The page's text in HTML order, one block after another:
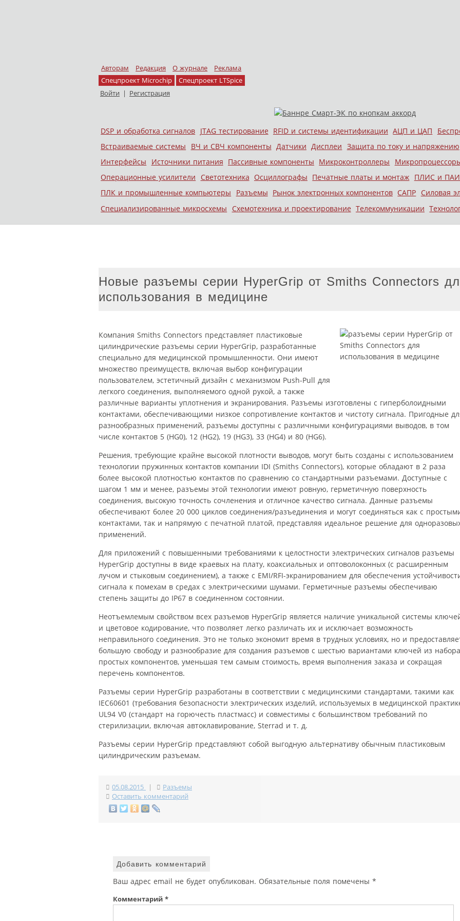
Авторам Редакция О журнале
Реклама
Спецпроект Microchip
Спецпроект LTSpice
Войти | Регистрация
Меню
Skip to content
DSP и обработка сигналов JTAG тестирование RFID и системы идентификации АЦП и ЦАП
Встраиваемые системы
ВЧ и СВЧ компоненты Датчики Дисплеи Защита по току и напряжению
Интерфейсы
Источники питания Пассивные компоненты Микроконтроллеры
Операционные усилители
Светотехника Осциллографы Печатные платы и монтаж ПЛИС и
ПЛК и промышленные компьютеры
Разъемы Рынок электронных компонентов САПР Силовая
Специализированные микросхемы
Схемотехника и проектирование Телекоммуникации
Новые разъемы серии HyperGrip от Smiths Connectors
использования в медицине
Компания Smiths Connectors представляет пластиковые
цилиндрические разъемы серии HyperGrip, разработанные
специально для медицинской промышленности. Они имеют
множество преимуществ, включая выбор конфигурации
пользователем, эстетичный дизайн с механизмом Push-Pull для
легкого соединения, выполняемого одной рукой, а также
различные варианты уплотнения и экранирования. Разъемы изготовлены с гиперболоидными
контактами, обеспечивающими низкое сопротивление контактов и чистоту сигнала. Пригодные
разнообразных применений, разъемы доступны с различными конфигурациями выводов, в том
числе контактов 5 (HG0), 12 (HG2), 19 (HG3), 33 (HG4) и 80 (HG6).
Решения, требующие крайне высокой плотности выводов, могут быть созданы с использованием
технологии пружинных контактов компании IDI (Smiths Connectors), которые обладают в 2 раза
более высокой плотностью контактов по сравнению со стандартными разъемами. Доступные с
шагом 1 мм и менее, разъемы этой технологии имеют ровную, герметичную поверхность
соединения, высокую точность сочленения и отличное качество сигнала. Данные разъемы
обеспечивают более 20 000 циклов соединения/разъединения и могут соединяться как с
контактами, так и напрямую с печатной платой, представляя идеальное решение для
применений.
Для приложений с повышенными требованиями к целостности электрических сигналов разъемы
HyperGrip доступны в виде краевых на плату, коаксиальных и оптоволоконных (с расширенным
лучом и стыковым соединением), а также с EMI/RFI-экранированием для обеспечения
сигнала к помехам в средах с электрическими шумами. Герметичные разъемы обеспечиваю
степень защиты до IP67 в соединенном состоянии.
Неотъемлемым свойством всех разъемов HyperGrip является наличие уникальной системы
и цветовое кодирование, что позволяет легко различать их и исключает возможность
неправильного соединения. Это не только экономит время в трудных условиях, но и
большую свободу и разнообразие для создания разъемов с шестью вариантами ключей из набора
простых компонентов, уменьшая тем самым стоимость, время выполнения заказа и сокращая
перечень компонентов.
Разъемы серии HyperGrip разработаны в соответствии с медицинскими стандартами, такими как
IEC60601 (требования безопасности электрических изделий, используемых в медицинской
UL94 V0 (стандарт на горючесть пластмасс) и совместимы с большинством требований по
стерилизации, включая автоклавирование, Sterrad и т. д.
Разъемы серии HyperGrip представляют собой выгодную альтернативу обычным пластиковым
цилиндрическим разъемам.
05.08.2015 |
Разъемы
Оставить комментарий
Добавить комментарий
Ваш адрес email не будет опубликован. Обязательные поля помечены *
Комментарий *